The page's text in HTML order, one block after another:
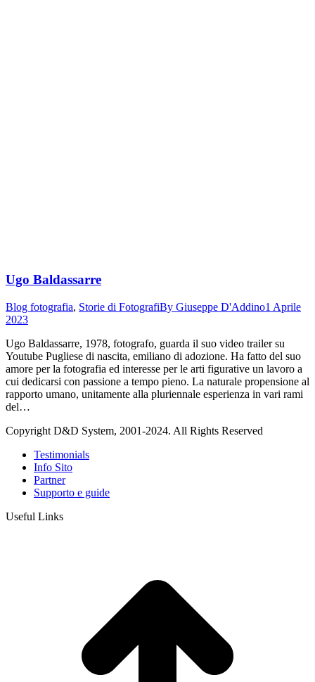
Ugo Baldassarre
Blog fotografia, Storie di FotografiBy Giuseppe D'Addino1 Aprile
2023
Ugo Baldassarre, 1978, fotografo, guarda il suo video trailer su
Youtube Pugliese di nascita, emiliano di adozione. Ha fatto del suo
amore per la fotografia ed interesse per le arti figurative un lavoro a
cui dedicarsi con passione a tempo pieno. La naturale propensione al
rapporto umano, unitamente alla pluriennale esperienza in vari rami
del…
Copyright D&D System, 2001-2024. All Rights Reserved
Testimonials
Info Sito
Partner
Supporto e guide
Useful Links